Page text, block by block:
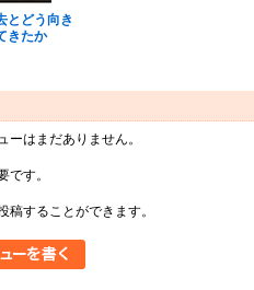
とどう向き
きたか
ーはまだありません。
です。
することができます。